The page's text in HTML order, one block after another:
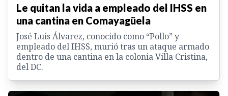
Le quitan la vida a empleado del IHSS en
una cantina en Comayagüela
José Luis Álvarez, conocido como “Pollo” y
empleado del IHSS, murió tras un ataque armado
dentro de una cantina en la colonia Villa Cristina,
del DC.